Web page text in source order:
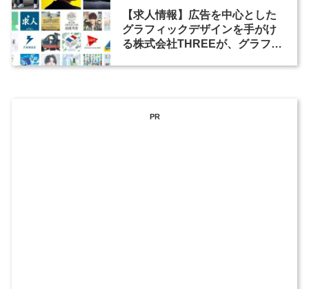
【求人情報】広告を中心とした
グラフィックデザインを手がけ
る株式会社THREEが、グラフィ
PR